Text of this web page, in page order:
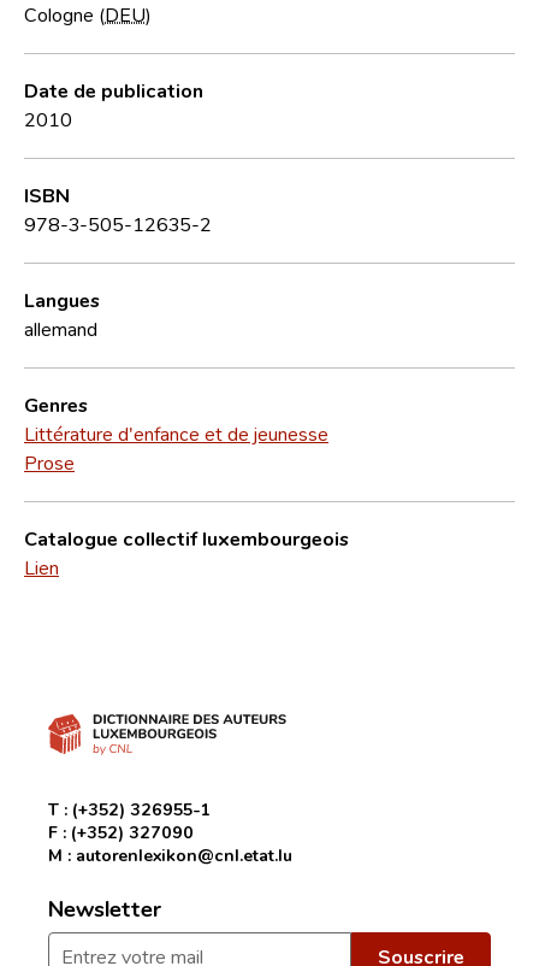
Cologne (DEU)
Date de publication
2010
ISBN
978-3-505-12635-2
Langues
allemand
Genres
Littérature d'enfance et de jeunesse
Prose
Catalogue collectif luxembourgeois
Lien
T : (+352) 326955-1
F : (+352) 327090
M : autorenlexikon@cnl.etat.lu
Newsletter